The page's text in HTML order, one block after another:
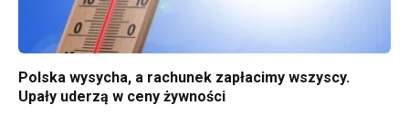
Polska wysycha, a rachunek zapłacimy wszyscy.
Upały uderzą w ceny żywności